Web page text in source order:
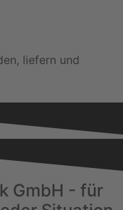
liefern und
GmbH - für